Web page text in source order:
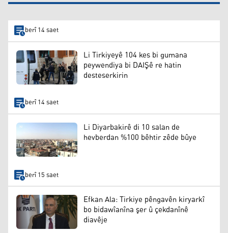
berî 14 saet
Li Tirkiyeyê 104 kes bi gumana
peywendiya bi DAIŞê re hatin
desteserkirin
berî 14 saet
Li Diyarbakirê di 10 salan de
hevberdan %100 bêhtir zêde bûye
berî 15 saet
Efkan Ala: Tirkiye pêngavên kiryarkî
bo bidawîanîna şer û çekdanînê
diavêje